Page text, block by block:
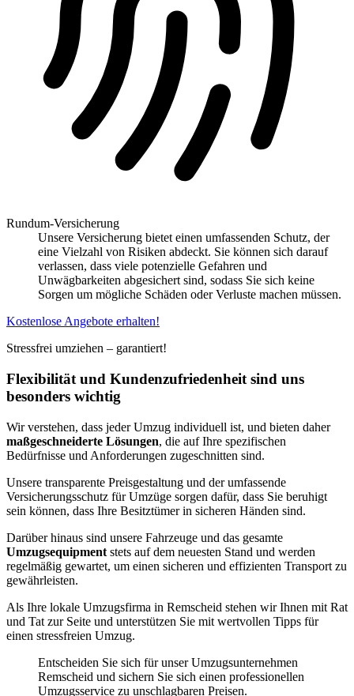
Rundum-Versicherung
Unsere Versicherung bietet einen umfassenden Schutz, der
eine Vielzahl von Risiken abdeckt. Sie können sich darauf
verlassen, dass viele potenzielle Gefahren und
Unwägbarkeiten abgesichert sind, sodass Sie sich keine
Sorgen um mögliche Schäden oder Verluste machen müssen.
Kostenlose Angebote erhalten!
Stressfrei umziehen – garantiert!
Flexibilität und Kundenzufriedenheit sind uns
besonders wichtig
Wir verstehen, dass jeder Umzug individuell ist, und bieten daher
maßgeschneiderte Lösungen, die auf Ihre spezifischen
Bedürfnisse und Anforderungen zugeschnitten sind.
Unsere transparente Preisgestaltung und der umfassende
Versicherungsschutz für Umzüge sorgen dafür, dass Sie beruhigt
sein können, dass Ihre Besitztümer in sicheren Händen sind.
Darüber hinaus sind unsere Fahrzeuge und das gesamte
Umzugsequipment stets auf dem neuesten Stand und werden
regelmäßig gewartet, um einen sicheren und effizienten Transport zu
gewährleisten.
Als Ihre lokale Umzugsfirma in Remscheid stehen wir Ihnen mit Rat
und Tat zur Seite und unterstützen Sie mit wertvollen Tipps für
einen stressfreien Umzug.
Entscheiden Sie sich für unser Umzugsunternehmen
Remscheid und sichern Sie sich einen professionellen
Umzugsservice zu unschlagbaren Preisen.